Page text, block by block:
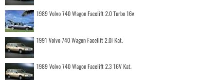
1989 Volvo 740 Wagon Facelift 2.0 Turbo 16v
1991 Volvo 740 Wagon Facelift 2.0i Kat.
1989 Volvo 740 Wagon Facelift 2.3 16V Kat.